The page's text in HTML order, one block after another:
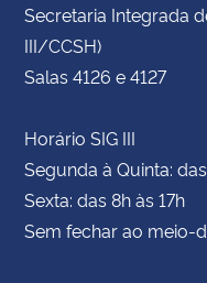
Secretaria Integrada
III/CCSH)
Salas 4126 e 4127
Horário SIG III
Segunda à Quinta:
Sexta: das 8h às 17h
Sem fechar ao meio-